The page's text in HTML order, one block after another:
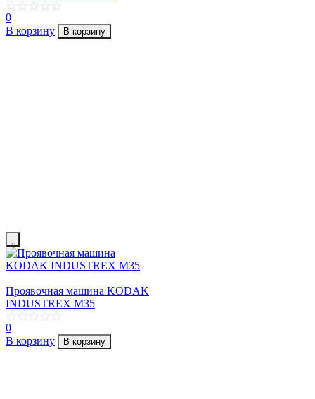
0
В корзину
В корзину
Проявочная машина KODAK
INDUSTREX M35
0
В корзину
В корзину